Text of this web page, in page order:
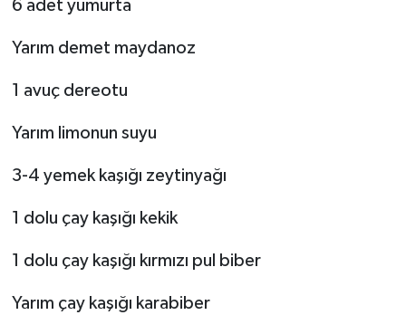
6 adet yumurta
Yarım demet maydanoz
1 avuç dereotu
Yarım limonun suyu
3-4 yemek kaşığı zeytinyağı
1 dolu çay kaşığı kekik
1 dolu çay kaşığı kırmızı pul biber
Yarım çay kaşığı karabiber